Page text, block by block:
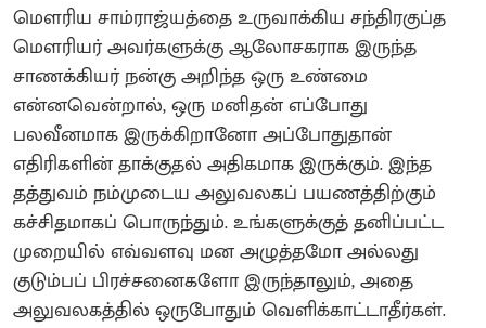
மௌரிய சாம்ராஜ்யத்தை உருவாக்கிய சந்திரகுப்த
மௌரியர் அவர்களுக்கு ஆலோசகராக இருந்த
சாணக்கியர் நன்கு அறிந்த ஒரு உண்மை
என்னவென்றால், ஒரு மனிதன் எப்போது
பலவீனமாக இருக்கிறானோ அப்போதுதான்
எதிரிகளின் தாக்குதல் அதிகமாக இருக்கும். இந்த
தத்துவம் நம்முடைய அலுவலகப் பயணத்திற்கும்
கச்சிதமாகப் பொருந்தும். உங்களுக்குத் தனிப்பட்ட
முறையில் எவ்வளவு மன அழுத்தமோ அல்லது
குடும்பப் பிரச்சனைகளோ இருந்தாலும், அதை
அலுவலகத்தில் ஒருபோதும் வெளிக்காட்டாதீர்கள்.